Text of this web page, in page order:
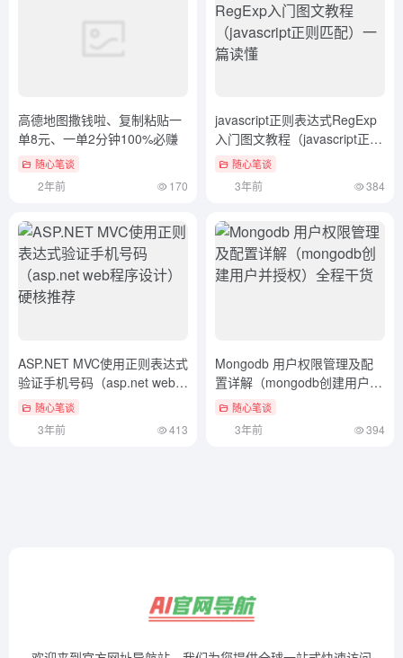
高德地图撒钱啦、复制粘贴一
单8元、一单2分钟100%必赚
随心笔谈
2年前 170
javascript正则表达式RegExp
入门图文教程（javascript正则
匹配）一篇读懂
随心笔谈
3年前 384
ASP.NET MVC使用正则表达式
验证手机号码（asp.net web程
序设计）硬核推荐
随心笔谈
3年前 413
Mongodb 用户权限管理及配
置详解（mongodb创建用户并
授权）全程干货
随心笔谈
3年前 394